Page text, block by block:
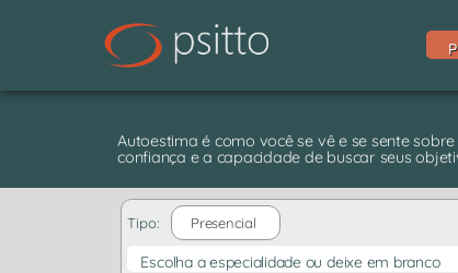
Autoestima é como você se vê e se sente
confiança e a capacidade de buscar seus
Tipo: Presencial
Escolha a especialidade ou deixe em branco